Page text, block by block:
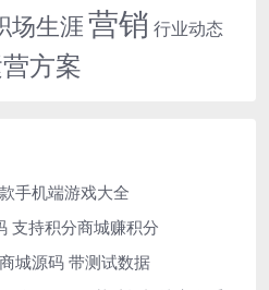
场生涯营销 行业动态
方案
手机端游戏大全
支持积分商城赚积分
城源码 带测试数据